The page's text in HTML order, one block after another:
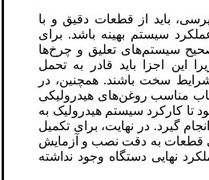
باید از قطعات دقیق و با
سیستم بهینه باشد. برای
سیستم‌های تعلیق و چرخ‌ها
این اجزا باید قادر به تحمل
سخت باشند. همچنین، در
مناسب روغن‌های هیدرولیکی
تا کارکرد سیستم هیدرولیک به
گیرد. در نهایت، برای تکمیل
قطعات به دقت نصب و آزمایش
نهایی دستگاه وجود نداشته